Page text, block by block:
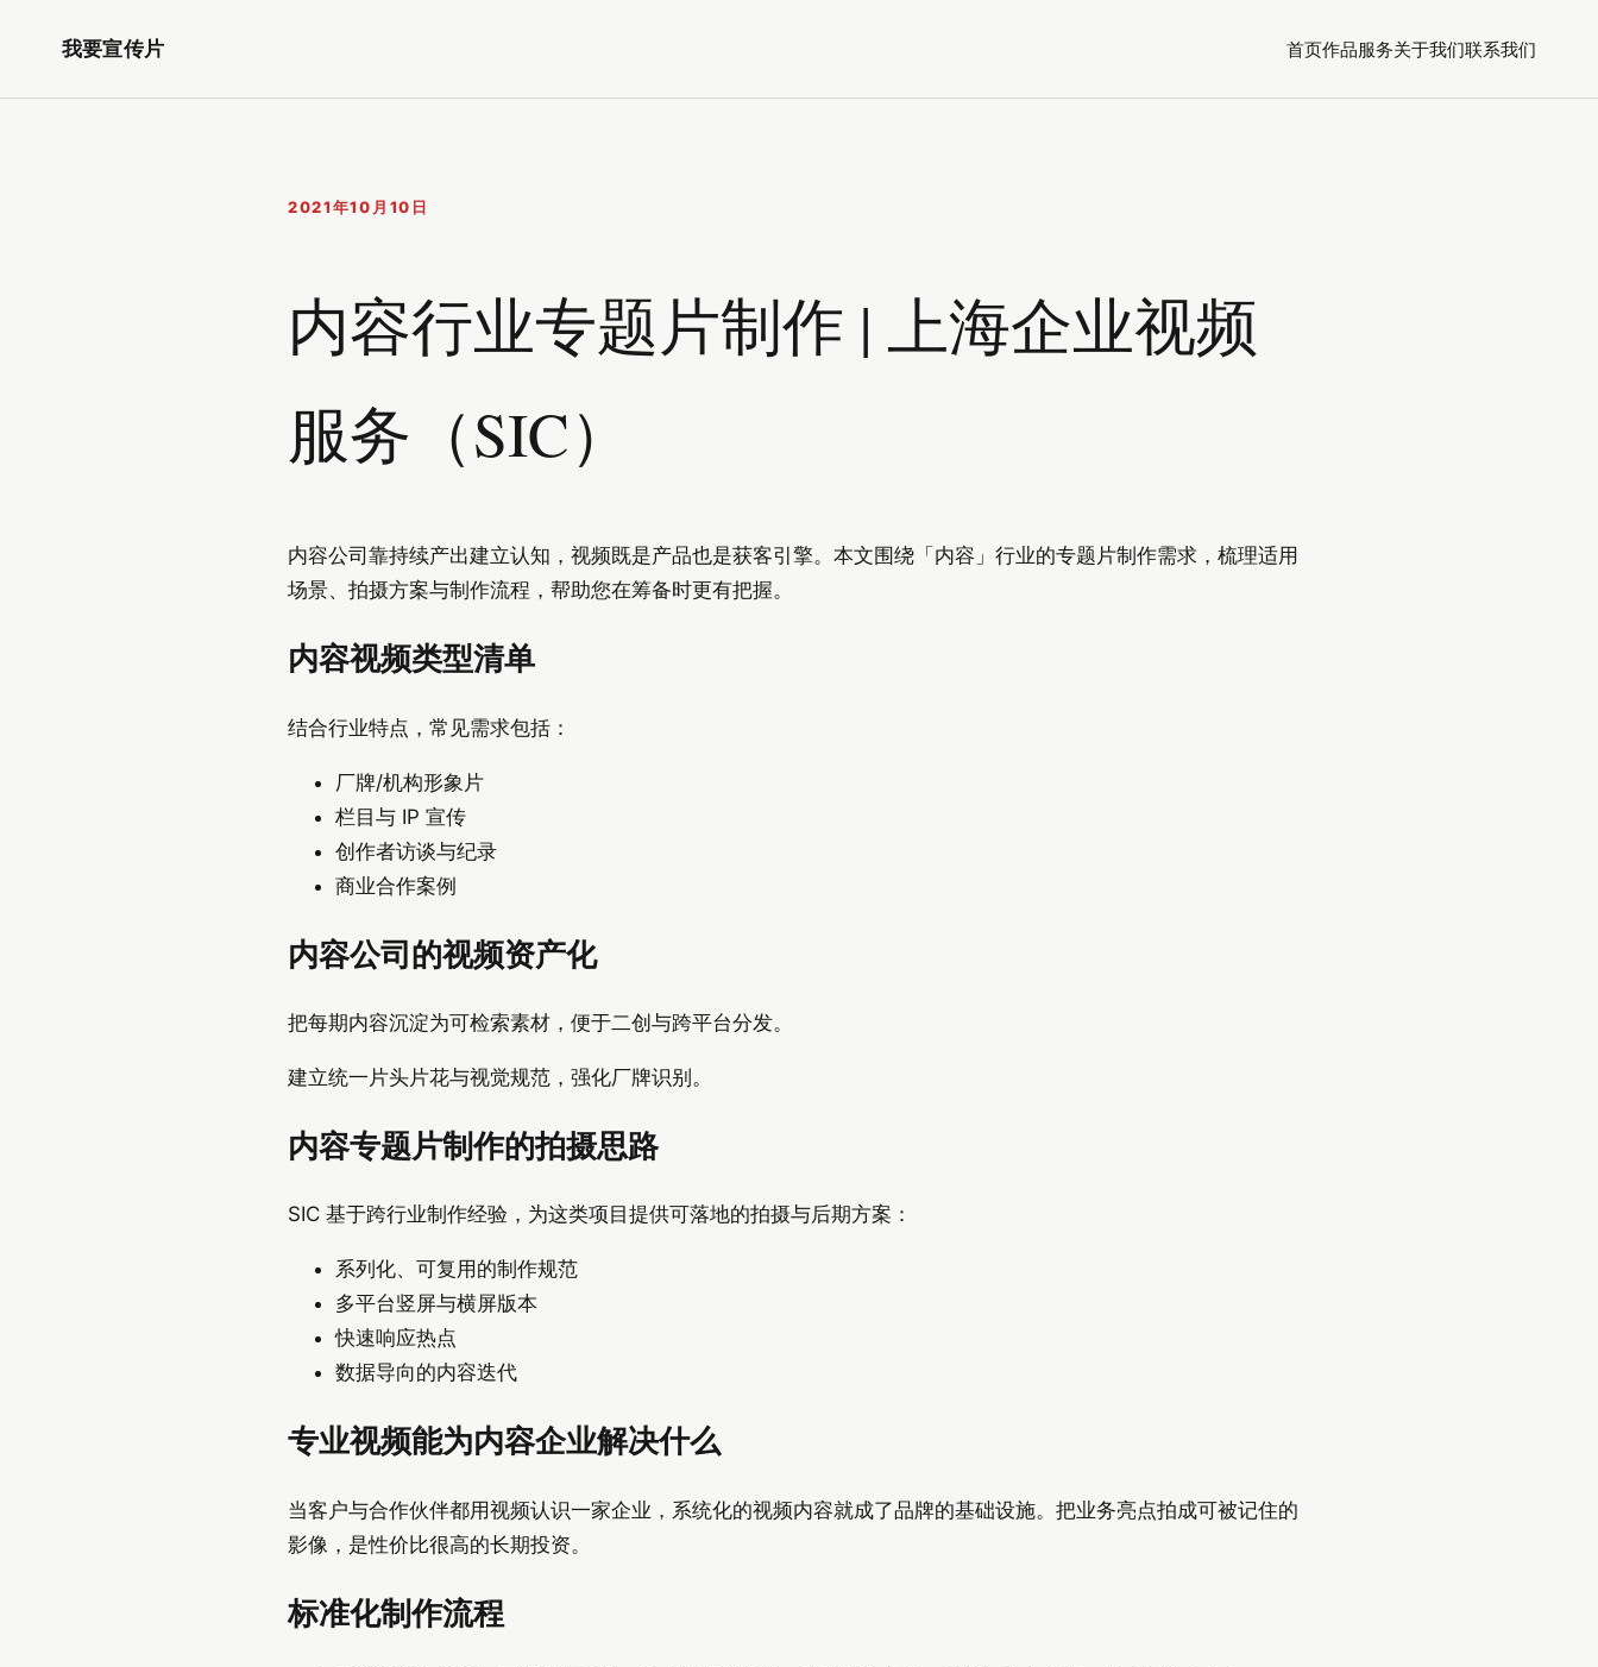
我要宣传片 首页作品服务关于我们联系我们
2021年10月10日
内容行业专题片制作 | 上海企业视频
服务（SIC）
内容公司靠持续产出建立认知，视频既是产品也是获客引擎。本文围绕「内容」行业的专题片制作需求，梳理适用
场景、拍摄方案与制作流程，帮助您在筹备时更有把握。
内容视频类型清单
结合行业特点，常见需求包括：
厂牌/机构形象片
栏目与 IP 宣传
创作者访谈与纪录
商业合作案例
内容公司的视频资产化
把每期内容沉淀为可检索素材，便于二创与跨平台分发。
建立统一片头片花与视觉规范，强化厂牌识别。
内容专题片制作的拍摄思路
SIC 基于跨行业制作经验，为这类项目提供可落地的拍摄与后期方案：
系列化、可复用的制作规范
多平台竖屏与横屏版本
快速响应热点
数据导向的内容迭代
专业视频能为内容企业解决什么
当客户与合作伙伴都用视频认识一家企业，系统化的视频内容就成了品牌的基础设施。把业务亮点拍成可被记住的
影像，是性价比很高的长期投资。
标准化制作流程